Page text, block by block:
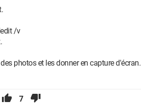
/v
photos et les donner en capture d'écran.
7